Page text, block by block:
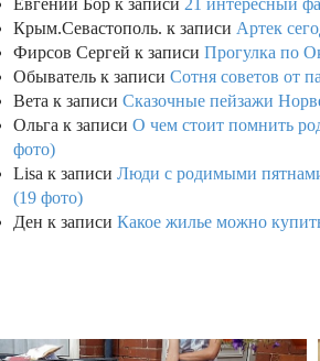
Крым.Севастополь. к записи Артек
Фирсов Сергей к записи Прогулка по
Обыватель к записи Сотня советов от
Вета к записи Сказочные пейзажи
Ольга к записи О чем стоит помнить
фото)
Lisa к записи Люди с родимыми
(19 фото)
Ден к записи Какое жилье можно